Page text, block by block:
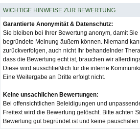
WICHTIGE HINWEISE ZUR BEWERTUNG
Garantierte Anonymität & Datenschutz:
Sie bleiben bei Ihrer Bewertung anonym, damit
begründete Meinung äußern können. Niemand
zurückverfolgen, auch nicht Ihr behandelnder
dass die Bewertung echt ist, brauchen wir
Diese wird ausschließlich für die interne
Eine Weitergabe an Dritte erfolgt nicht.
Keine unsachlichen Bewertungen:
Bei offensichtlichen Beleidigungen und
Freitext wird die Bewertung gelöscht. Bitte achten
Bewertung gut begründet ist und keine